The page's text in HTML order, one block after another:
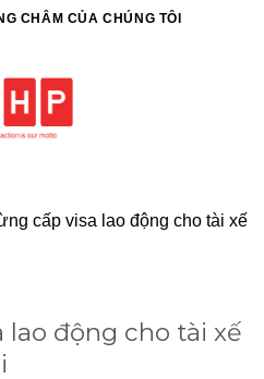
CHÂM CỦA CHÚNG TÔI
cấp visa lao động cho tài xế
lao động cho tài xế